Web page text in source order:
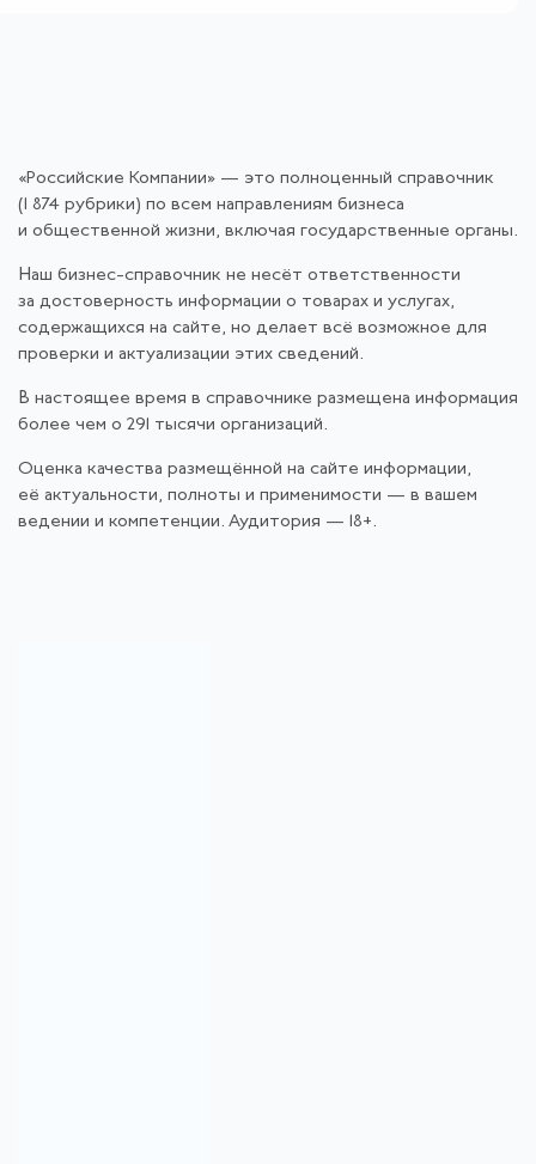
«Российские Компании» — это полноценный справочник
(1 874 рубрики) по всем направлениям бизнеса
и общественной жизни, включая государственные органы.
Наш бизнес-справочник не несёт ответственности
за достоверность информации о товарах и услугах,
содержащихся на сайте, но делает всё возможное для
проверки и актуализации этих сведений.
В настоящее время в справочнике размещена информация
более чем о 291 тысячи организаций.
Оценка качества размещённой на сайте информации,
её актуальности, полноты и применимости — в вашем
ведении и компетенции. Аудитория — 18+.